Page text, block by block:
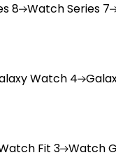
8 WatchSeries 7
Watch 4
Fit 3 Watch